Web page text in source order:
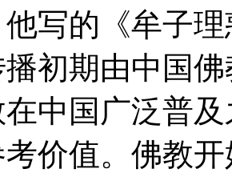
写的《牟子理
初期由中国
中国广泛普
价值。佛教